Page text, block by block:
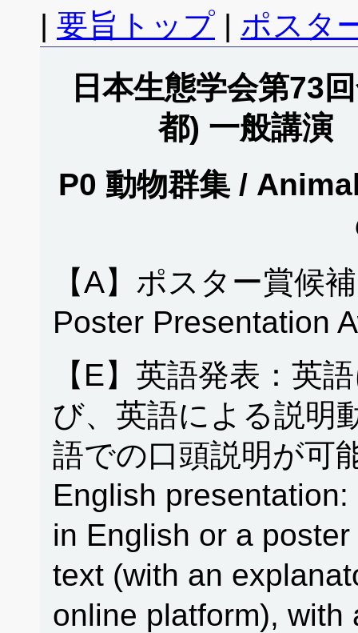
| 要旨トップ | ポスタ
日本生態学会第73
都) 一般講演
P0 動物群集 /
【A】ポスター賞候
Poster Presentation
【E】英語発表：英
び、英語による説明
語での口頭説明が可
English
in English or a
text (with an
online platform), with